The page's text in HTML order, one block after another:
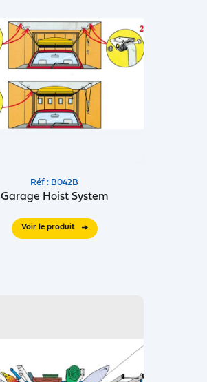
Réf : B042B
Garage Hoist System
Voir le produit